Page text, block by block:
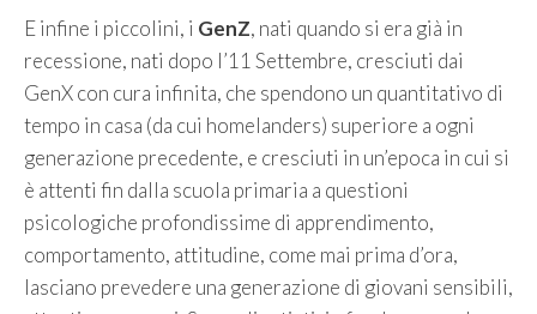
E infine i piccolini, i GenZ, nati quando si era già in
recessione, nati dopo l’11 Settembre, cresciuti dai
GenX con cura infinita, che spendono un quantitativo di
tempo in casa (da cui homelanders) superiore a ogni
generazione precedente, e cresciuti in un’epoca in cui si
è attenti fin dalla scuola primaria a questioni
psicologiche profondissime di apprendimento,
comportamento, attitudine, come mai prima d’ora,
lasciano prevedere una generazione di giovani sensibili,